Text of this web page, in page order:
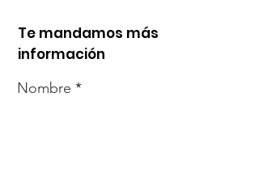
Te mandamos más
información
Nombre